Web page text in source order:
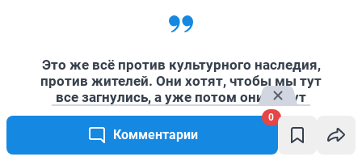
Комментарии
0
Это же всё против культурного наследия,
против жителей. Они хотят, чтобы мы тут
все загнулись, а уже потом они будут
искать деньги на все необходимое.
Собянин же говорит: «Всё для людей». А
здесь что случилось?